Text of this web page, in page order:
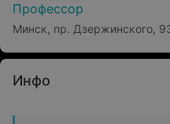
Профессор
Минск, пр. Дзержинского,
Инфо